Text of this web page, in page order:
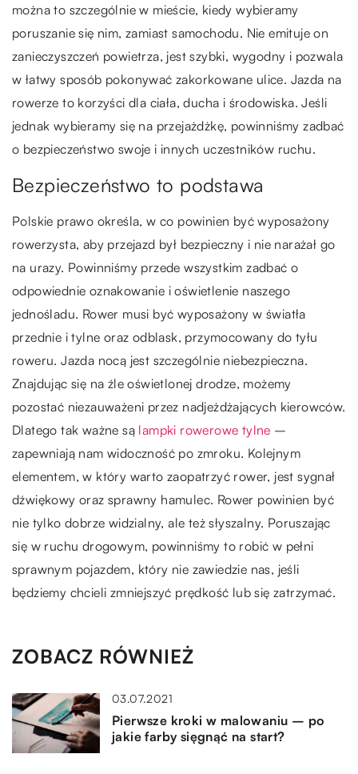
można to szczególnie w mieście, kiedy wybieramy
poruszanie się nim, zamiast samochodu. Nie emituje on
zanieczyszczeń powietrza, jest szybki, wygodny i pozwala
w łatwy sposób pokonywać zakorkowane ulice. Jazda na
rowerze to korzyści dla ciała, ducha i środowiska. Jeśli
jednak wybieramy się na przejażdżkę, powinniśmy zadbać
o bezpieczeństwo swoje i innych uczestników ruchu.
Bezpieczeństwo to podstawa
Polskie prawo określa, w co powinien być wyposażony
rowerzysta, aby przejazd był bezpieczny i nie narażał go
na urazy. Powinniśmy przede wszystkim zadbać o
odpowiednie oznakowanie i oświetlenie naszego
jednośladu. Rower musi być wyposażony w światła
przednie i tylne oraz odblask, przymocowany do tyłu
roweru. Jazda nocą jest szczególnie niebezpieczna.
Znajdując się na źle oświetlonej drodze, możemy
pozostać niezauważeni przez nadjeżdżających kierowców.
Dlatego tak ważne są lampki rowerowe tylne –
zapewniają nam widoczność po zmroku. Kolejnym
elementem, w który warto zaopatrzyć rower, jest sygnał
dźwiękowy oraz sprawny hamulec. Rower powinien być
nie tylko dobrze widzialny, ale też słyszalny. Poruszając
się w ruchu drogowym, powinniśmy to robić w pełni
sprawnym pojazdem, który nie zawiedzie nas, jeśli
będziemy chcieli zmniejszyć prędkość lub się zatrzymać.
ZOBACZ RÓWNIEŻ
03.07.2021
Pierwsze kroki w malowaniu – po
jakie farby sięgnąć na start?